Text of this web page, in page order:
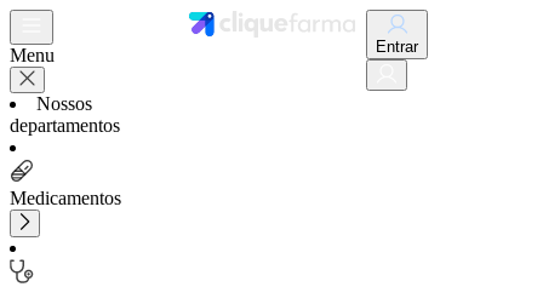
Menu
Nossos
departamentos
Medicamentos
Entrar